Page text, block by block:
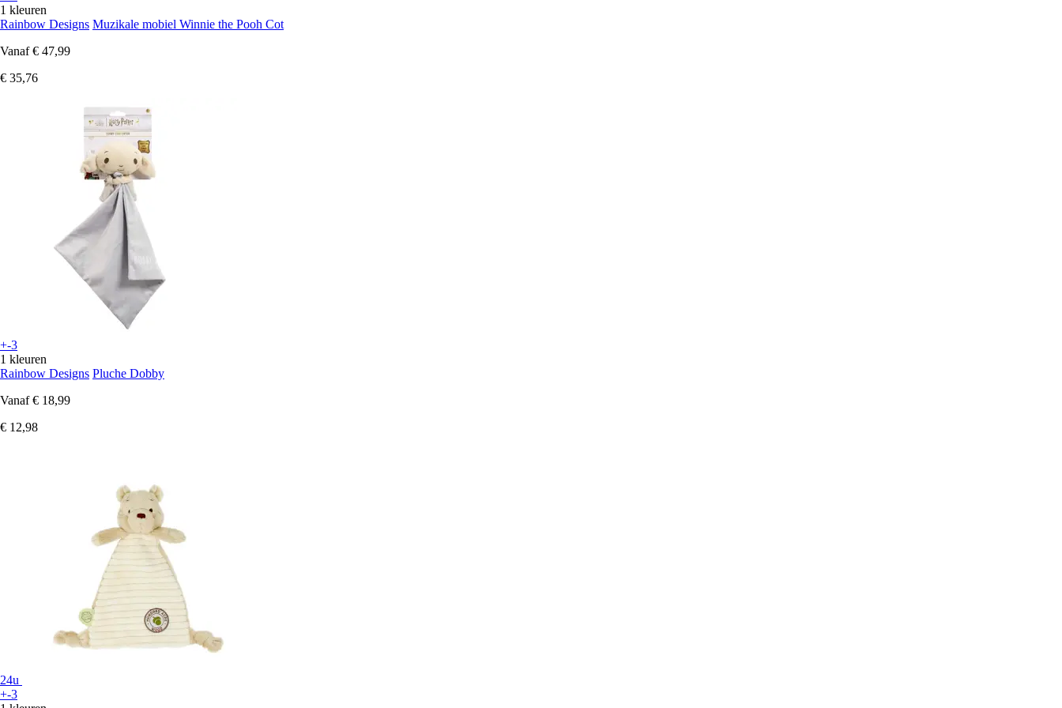
1 kleuren
Rainbow Designs Muzikale mobiel Winnie the Pooh Cot
Vanaf € 47,99
€ 35,76
+-3
1 kleuren
Rainbow Designs Pluche Dobby
Vanaf € 18,99
€ 12,98
24u
+-3